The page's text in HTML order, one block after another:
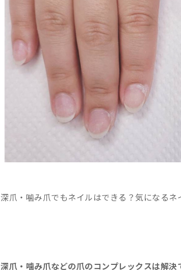
深爪・噛み爪でもネイルはできる？気になるネ
深爪・噛み爪などの爪のコンプレックスは解決